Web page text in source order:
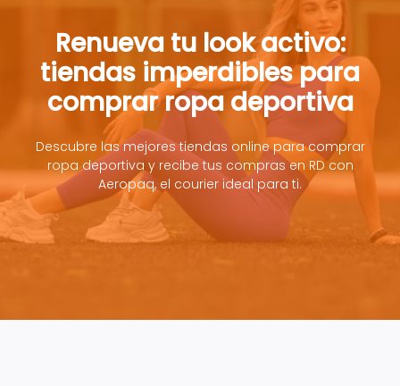
Renueva tu look activo:
tiendas imperdibles para
comprar ropa deportiva
Descubre las mejores tiendas online para comprar
ropa deportiva y recibe tus compras en RD con
Aeropaq, el courier ideal para ti.